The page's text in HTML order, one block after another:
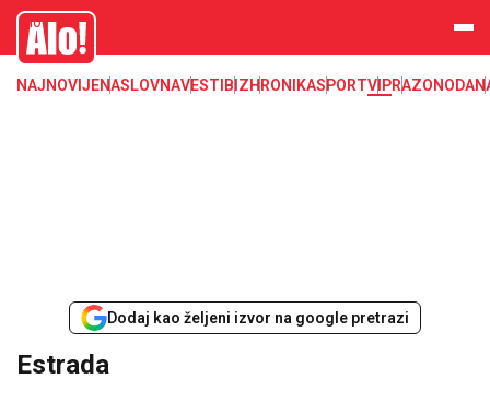
Estrada, poznati, VIP
Alo
NAJNOVIJENASLOVNAVESTI BIZHRONIKASPORTVIPRAZONODA
Dodaj kao željeni izvor na google pretrazi
Estrada